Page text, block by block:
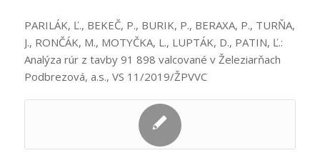
PARILÁK, Ľ., BEKEČ, P., BURIK, P., BERAXA, P., TURŇA,
J., RONČÁK, M., MOTYČKA, L., LUPTÁK, D., PATIN, Ľ.:
Analýza rúr z tavby 91 898 valcované v Železiarňach
Podbrezová, a.s., VS 11/2019/ŽPVVC